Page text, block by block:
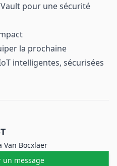
pour une sécurité
la prochaine
intelligentes, sécurisées
l'entreprise
Van Bocxlaer
un message